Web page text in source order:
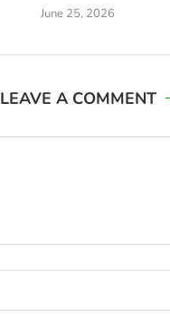
June 25, 2026
LEAVE A COMMENT